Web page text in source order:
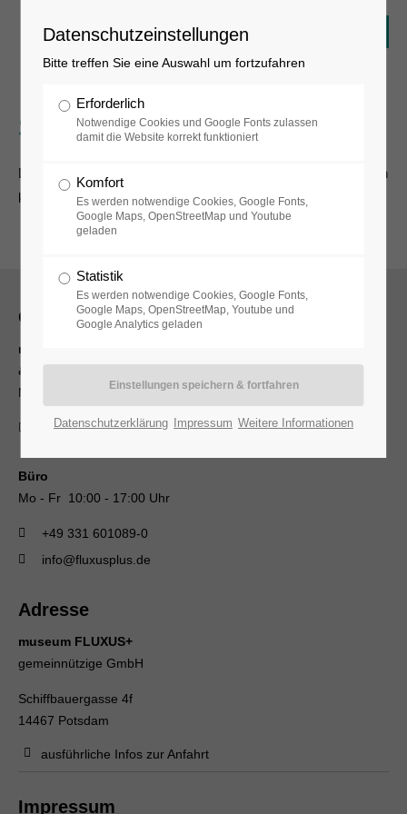
Senden erfolgreich
Danke für ihr Interesse. Wir werden Sie so schnell wie möglich
kontaktieren.
Öffnungszeiten
museum, museumsshop
& museumscafé
Mi - So 13:00 - 18:00 Uhr
+49 331 601089-33
Büro
Mo - Fr 10:00 - 17:00 Uhr
+49 331 601089-0
info@fluxusplus.de
Adresse
museum FLUXUS+
gemeinnützige GmbH
Schiffbauergasse 4f
14467 Potsdam
ausführliche Infos zur Anfahrt
Impressum
Datenschutzeinstellungen
Bitte treffen Sie eine Auswahl um fortzufahren
Erforderlich
Notwendige Cookies und Google Fonts zulassen
damit die Website korrekt funktioniert
Komfort
Es werden notwendige Cookies, Google Fonts,
Google Maps, OpenStreetMap und Youtube
geladen
Statistik
Es werden notwendige Cookies, Google Fonts,
Google Maps, OpenStreetMap, Youtube und
Google Analytics geladen
Datenschutzerklärung Impressum Weitere Informationen